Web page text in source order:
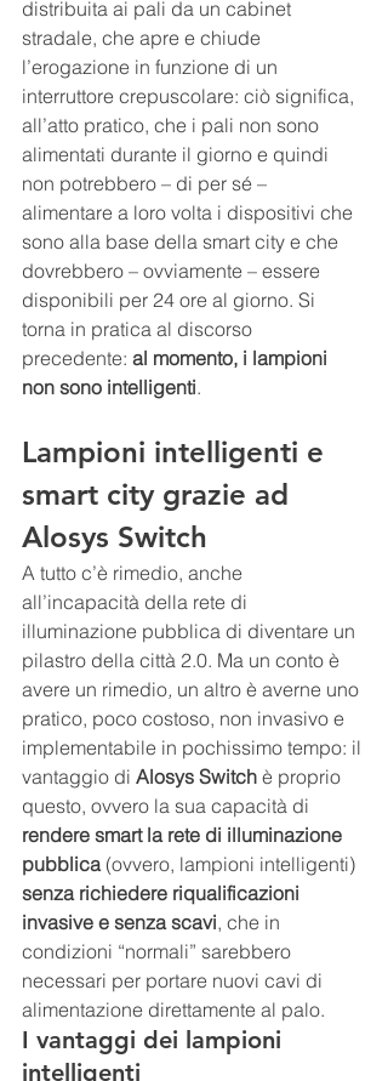
distribuita ai pali da un cabinet
stradale, che apre e chiude
l’erogazione in funzione di un
interruttore crepuscolare: ciò significa,
all’atto pratico, che i pali non sono
alimentati durante il giorno e quindi
non potrebbero – di per sé –
alimentare a loro volta i dispositivi che
sono alla base della smart city e che
dovrebbero – ovviamente – essere
disponibili per 24 ore al giorno. Si
torna in pratica al discorso
precedente: al momento, i lampioni
non sono intelligenti.
Lampioni intelligenti e
smart city grazie ad
Alosys Switch
A tutto c’è rimedio, anche
all’incapacità della rete di
illuminazione pubblica di diventare un
pilastro della città 2.0. Ma un conto è
avere un rimedio, un altro è averne uno
pratico, poco costoso, non invasivo e
implementabile in pochissimo tempo: il
vantaggio di Alosys Switch è proprio
questo, ovvero la sua capacità di
rendere smart la rete di illuminazione
pubblica (ovvero, lampioni intelligenti)
senza richiedere riqualificazioni
invasive e senza scavi, che in
condizioni “normali” sarebbero
necessari per portare nuovi cavi di
alimentazione direttamente al palo.
I vantaggi dei lampioni
intelligenti